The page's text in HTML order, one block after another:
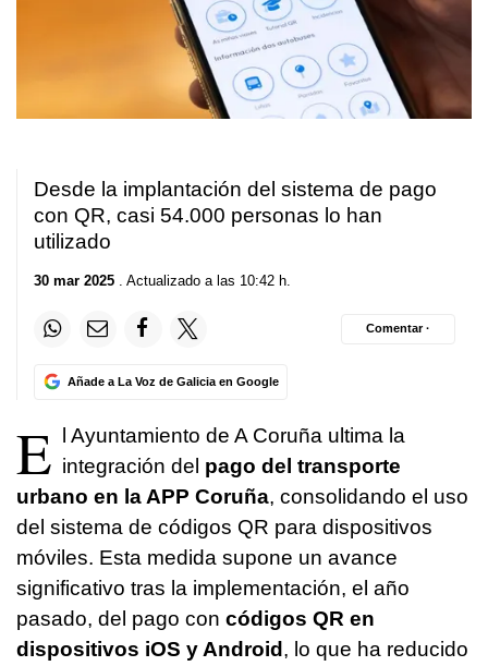
Desde la implantación del sistema de pago
con QR, casi 54.000 personas lo han
utilizado
30 mar 2025 . Actualizado a las 10:42 h.
Añade a La Voz de Galicia en Google
Comentar ·
E l Ayuntamiento de A Coruña ultima la
integración del pago del transporte
urbano en la APP Coruña, consolidando el uso
del sistema de códigos QR para dispositivos
móviles. Esta medida supone un avance
significativo tras la implementación, el año
pasado, del pago con códigos QR en
dispositivos iOS y Android, lo que ha reducido